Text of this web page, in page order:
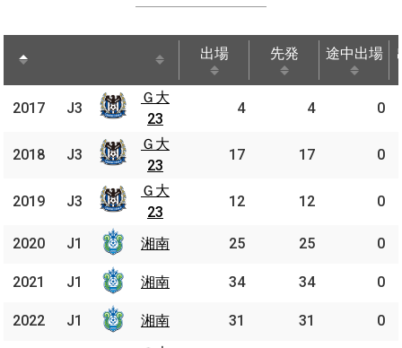
出場 先発 途中出場
2017
Ｇ大
23
4 4 0
2018
Ｇ大
23
17 17 0
2019
Ｇ大
23
12 12 0
2020 湘南 25 25 0
2021 湘南 34 34 0
2022 湘南 31 31 0
2017 J3
Ｇ大
23
2018 J3
Ｇ大
23
2019 J3
Ｇ大
23
2020
J1 湘南
2021 J1 湘南
2022 J1 湘南